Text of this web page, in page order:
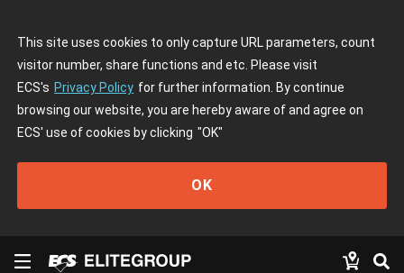
This site uses cookies to only capture URL parameters, count
visitor number, share functions and etc. Please visit
ECS's Privacy Policy for further information. By continue
browsing our website, you are hereby aware of and agree on
ECS' use of cookies by clicking "OK"
OK